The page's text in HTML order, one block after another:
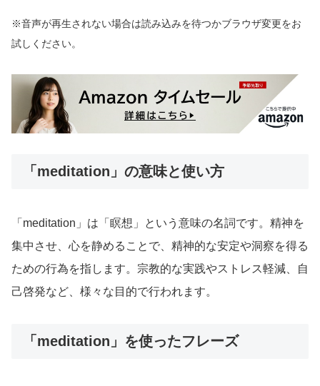
※音声が再生されない場合は読み込みを待つかブラウザ変更をお
試しください。
「meditation」の意味と使い方
「meditation」は「瞑想」という意味の名詞です。精神を
集中させ、心を静めることで、精神的な安定や洞察を得る
ための行為を指します。宗教的な実践やストレス軽減、自
己啓発など、様々な目的で行われます。
「meditation」を使ったフレーズ